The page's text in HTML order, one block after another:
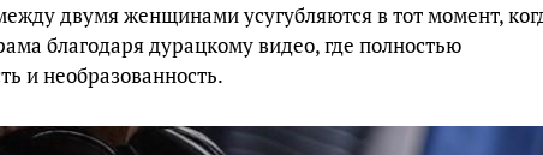
двумя женщинами усугубляются в тот момент,
благодаря дурацкому видео, где полностью
и необразованность.